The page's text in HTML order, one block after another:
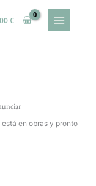
€
en obras y pronto